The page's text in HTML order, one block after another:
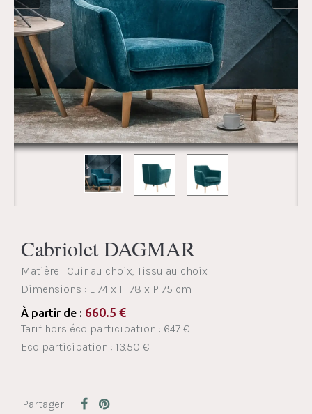
Cabriolet DAGMAR
Matière : Cuir au choix, Tissu au choix
Dimensions : L 74 x H 78 x P 75 cm
À partir de : 660.5 €
Tarif hors éco participation : 647 €
Eco participation : 13.50 €